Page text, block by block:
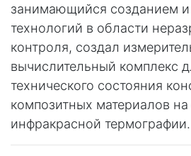
занимающийся созданием
технологий в области
контроля, создал
вычислительный комплекс
технического состояния
композитных материалов
инфракрасной термографии.